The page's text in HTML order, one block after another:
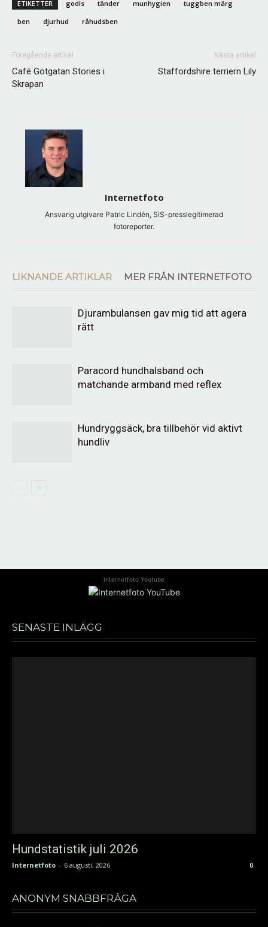
ETIKETTER godis tänder munhygien
tuggben märg
ben
djurhud råhudsben
Föregående artikel
Café Götgatan Stories i
Skrapan
Nästa artikel
Staffordshire terriern Lily
Internetfoto
Ansvarig utgivare Patric Lindén, SiS-presslegitimerad
fotoreporter.
LIKNANDE ARTIKLAR MER FRÅN INTERNETFOTO
Djurambulansen gav mig tid att agera
rätt
Paracord hundhalsband och
matchande armband med reflex
Hundryggsäck, bra tillbehör vid aktivt
hundliv
Internetfoto Youtube
SENASTE INLÄGG
Hundstatistik juli 2026
Internetfoto - 6 augusti, 2026 0
ANONYM SNABBFRÅGA